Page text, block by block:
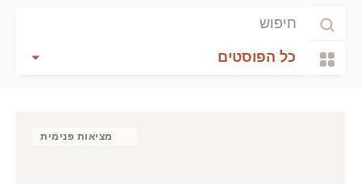
כל הפוסטים
מציאות פנימית